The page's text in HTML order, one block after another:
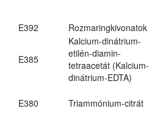
E392
Rozmaringkivonatok
E385
Kalcium-dinátrium-
etilén-diamin-
tetraacetát (Kalcium-
dinátrium-EDTA)
E380 Triammónium-citrát